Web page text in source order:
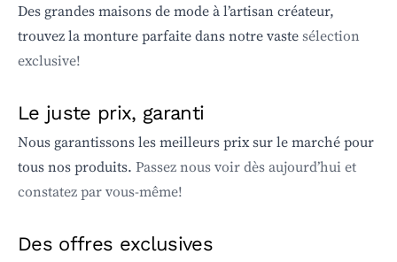
Des grandes maisons de mode à l’artisan créateur,
trouvez la monture parfaite dans notre vastesélection
exclusive!
Le juste prix, garanti
Nous garantissons les meilleurs prix sur le marché pour
tous nos produits. Passez nous voir dès aujourd’hui et
constatez par vous-même!
Des offres exclusives